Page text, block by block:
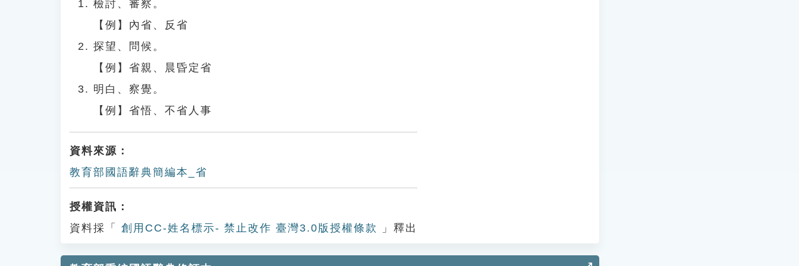
檢討、審察。
【例】內省、反省
探望、問候。
【例】省親、晨昏定省
明白、察覺。
【例】省悟、不省人事
資料來源：
教育部國語辭典簡編本_省
授權資訊：
資料採「
創用CC-姓名標示- 禁止改作 臺灣3.0版授權條款 」釋出